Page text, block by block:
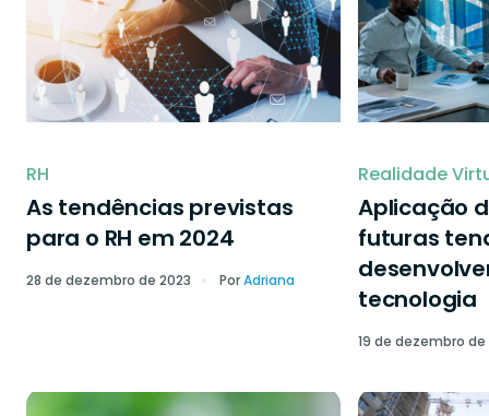
RH
As tendências previstas
para o RH em 2024
28 de dezembro de 2023 PorAdriana
Realidade
Aplicação
futuras
tecnologia
19 de dezembro de